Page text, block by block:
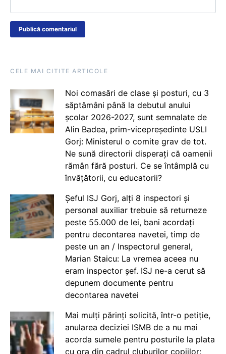
CELE MAI CITITE ARTICOLE
Noi comasări de clase și posturi, cu 3
săptămâni până la debutul anului
școlar 2026-2027, sunt semnalate de
Alin Badea, prim-vicepreședinte USLI
Gorj: Ministerul o comite grav de tot.
Ne sună directorii disperați că oamenii
rămân fără posturi. Ce se întâmplă cu
învățătorii, cu educatorii?
Șeful ISJ Gorj, alți 8 inspectori și
personal auxiliar trebuie să returneze
peste 55.000 de lei, bani acordați
pentru decontarea navetei, timp de
peste un an / Inspectorul general,
Marian Staicu: La vremea aceea nu
eram inspector șef. ISJ ne-a cerut să
depunem documente pentru
decontarea navetei
Mai mulți părinți solicită, într-o petiție,
anularea deciziei ISMB de a nu mai
acorda sumele pentru posturile la plata
cu ora din cadrul cluburilor copiilor: